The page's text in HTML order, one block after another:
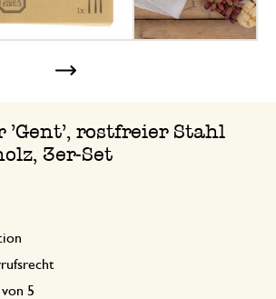
'Gent', rostfreier Stahl
3er-Set
5